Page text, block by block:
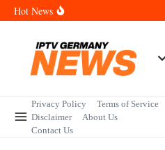
Zum Inhalt springen
Hot News
Sportereignisse und
Wann kommt die Samsung
Vollständige Leitfaden für
Welche Mini LED
Leitfaden für Premium-
Leitfaden zum Vermögen
Privacy Policy
Terms of Service
Disclaimer
About Us
Contact Us